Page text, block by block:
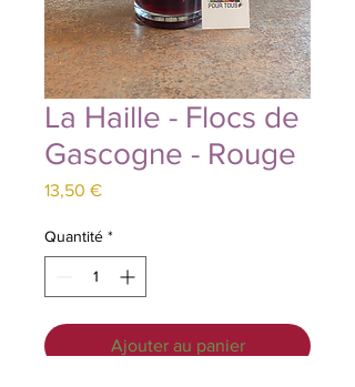
La Haille - Flocs de
Gascogne - Rouge
13,50 €Prix
Quantité *
Ajouter au panier